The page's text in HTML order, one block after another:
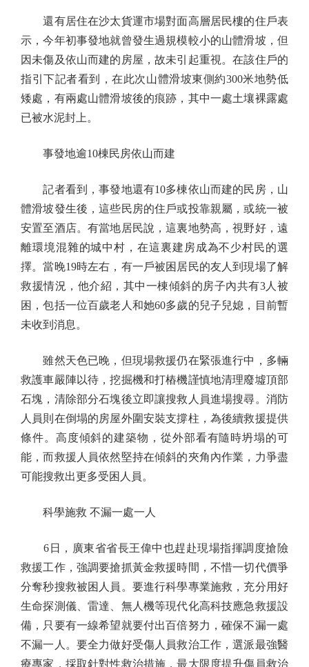
還有居住在沙太貨運市場對面高層居民樓的住戶表
示，今年初事發地就曾發生過規模較小的山體滑坡，但
因未傷及依山而建的房屋，故未引起重視。在該住戶的
指引下記者看到，在此次山體滑坡東側約300米地勢低
矮處，有兩處山體滑坡後的痕跡，其中一處土壤裸露處
已被水泥封上。
事發地逾10棟民房依山而建
記者看到，事發地還有10多棟依山而建的民房，山
體滑坡發生後，這些民房的住戶或投靠親屬，或統一被
安置至酒店。有當地居民說，這裏地勢高，視野好，遠
離環境混雜的城中村，在這裏建房成為不少村民的選
擇。當晚19時左右，有一戶被困居民的友人到現場了解
救援情況，他介紹，其中一棟傾斜的房子內共有3人被
困，包括一位百歲老人和她60多歲的兒子兒媳，目前暫
未收到消息。
雖然天色已晚，但現場救援仍在緊張進行中，多輛
救護車嚴陣以待，挖掘機和打樁機謹慎地清理廢墟頂部
石塊，清除部分石塊後立即讓搜救人員進場搜尋。消防
人員則在倒塌的房屋外圍安裝支撐柱，為後續救援提供
條件。高度傾斜的建築物，從外部看有隨時坍塌的可
能，而救援人員依然堅持在傾斜的夾角內作業，力爭盡
可能搜救出更多受困人員。
科學施救 不漏一處一人
6日，廣東省省長王偉中也趕赴現場指揮調度搶險
救援工作，強調要搶抓黃金救援時間，不惜一切代價爭
分奪秒搜救被困人員。要進行科學專業施救，充分用好
生命探測儀、雷達、無人機等現代化高科技應急救援設
備，只要有一線希望就要付出百倍努力，確保不漏一處
不漏一人。要全力做好受傷人員救治工作，選派最強醫
療專家，採取針對性救治措施，最大限度提升傷員救治